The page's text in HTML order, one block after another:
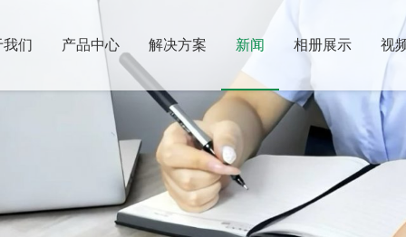
我们 产品中心 解决方案 新闻 相册展示 视